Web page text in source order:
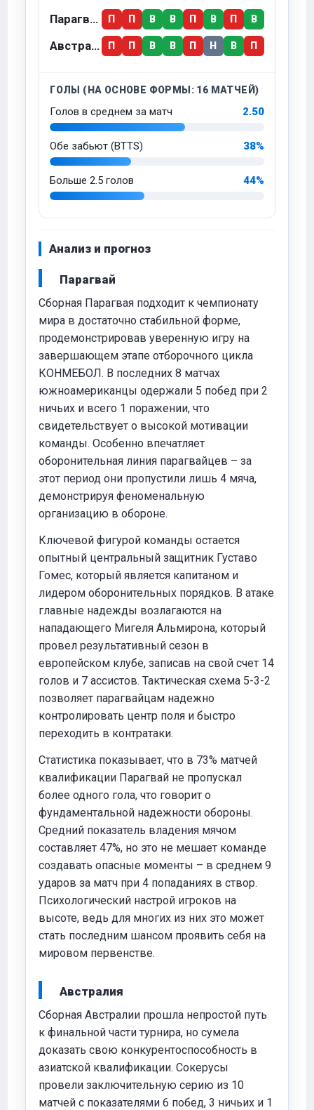
Парагвай П П В В П В П В
Австралия П П В В П Н В П
ГОЛЫ (НА ОСНОВЕ ФОРМЫ: 16 МАТЧЕЙ)
Голов в среднем за матч 2.50
Обе забьют (BTTS) 38%
Больше 2.5 голов 44%
Анализ и прогноз
Парагвай
Сборная Парагвая подходит к чемпионату
мира в достаточно стабильной форме,
продемонстрировав уверенную игру на
завершающем этапе отборочного цикла
КОНМЕБОЛ. В последних 8 матчах
южноамериканцы одержали 5 побед при 2
ничьих и всего 1 поражении, что
свидетельствует о высокой мотивации
команды. Особенно впечатляет
оборонительная линия парагвайцев – за
этот период они пропустили лишь 4 мяча,
демонстрируя феноменальную
организацию в обороне.
Ключевой фигурой команды остается
опытный центральный защитник Густаво
Гомес, который является капитаном и
лидером оборонительных порядков. В атаке
главные надежды возлагаются на
нападающего Мигеля Альмирона, который
провел результативный сезон в
европейском клубе, записав на свой счет 14
голов и 7 ассистов. Тактическая схема 5-3-2
позволяет парагвайцам надежно
контролировать центр поля и быстро
переходить в контратаки.
Статистика показывает, что в 73% матчей
квалификации Парагвай не пропускал
более одного гола, что говорит о
фундаментальной надежности обороны.
Средний показатель владения мячом
составляет 47%, но это не мешает команде
создавать опасные моменты – в среднем 9
ударов за матч при 4 попаданиях в створ.
Психологический настрой игроков на
высоте, ведь для многих из них это может
стать последним шансом проявить себя на
мировом первенстве.
Австралия
Сборная Австралии прошла непростой путь
к финальной части турнира, но сумела
доказать свою конкурентоспособность в
азиатской квалификации. Сокерусы
провели заключительную серию из 10
матчей с показателями 6 побед, 3 ничьих и 1